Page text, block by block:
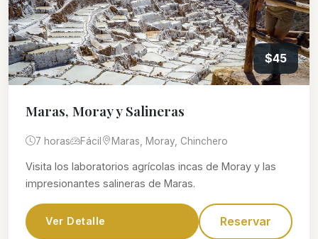
$45
Maras, Moray y Salineras
7 horas Fácil Maras, Moray, Chinchero
Visita los laboratorios agrícolas incas de Moray y las
impresionantes salineras de Maras.
Ver Detalle Reservar